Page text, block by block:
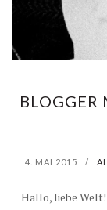
4. MAI 2015 /
Hallo, liebe